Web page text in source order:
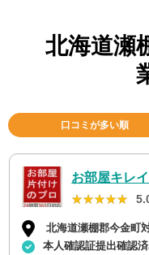
北海道瀬
口コミが多い順
お部屋キレ
★★★★★
★★★★★
北海道瀬棚郡今金町
本人確認証提出確認